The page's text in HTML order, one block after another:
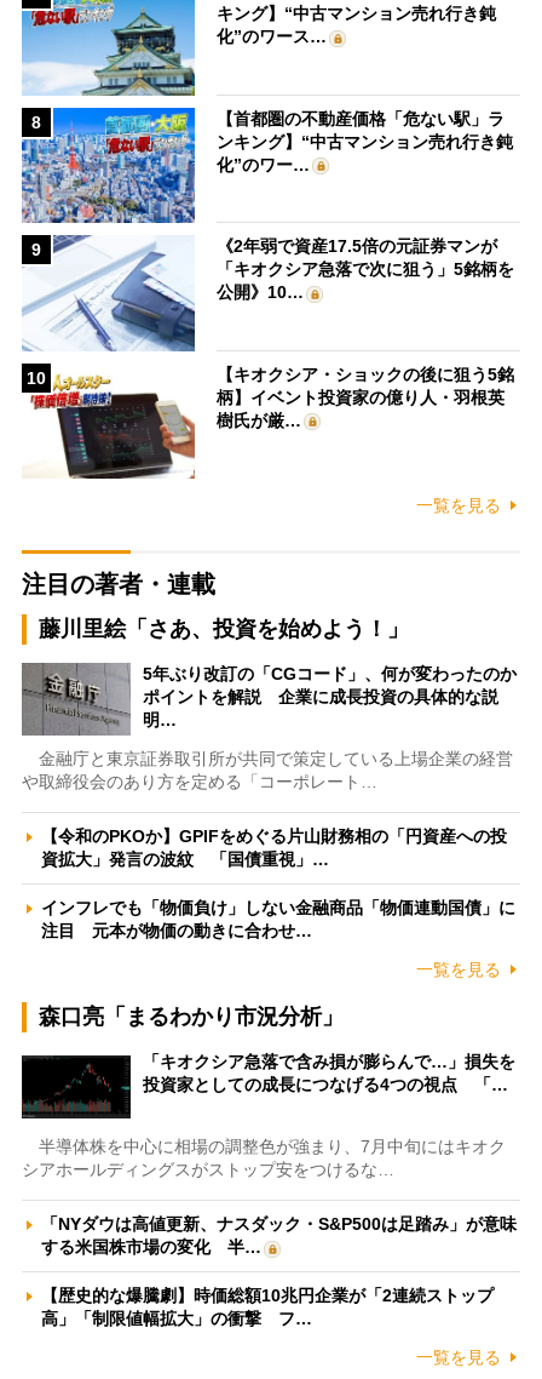
キング】“中古マンション売れ行き鈍
化”のワース…
8
【首都圏の不動産価格「危ない駅」ラ
ンキング】“中古マンション売れ行き鈍
化”のワー…
9
《2年弱で資産17.5倍の元証券マンが
「キオクシア急落で次に狙う」5銘柄を
公開》10…
10
【キオクシア・ショックの後に狙う5銘
柄】イベント投資家の億り人・羽根英
樹氏が厳…
一覧を見る
注目の著者・連載
藤川里絵「さあ、投資を始めよう！」
5年ぶり改訂の「CGコード」、何が変わったのか
ポイントを解説 企業に成長投資の具体的な説
明…
金融庁と東京証券取引所が共同で策定している上場企業の経営
や取締役会のあり方を定める「コーポレート…
【令和のPKOか】GPIFをめぐる片山財務相の「円資産への投
資拡大」発言の波紋 「国債重視」…
インフレでも「物価負け」しない金融商品「物価連動国債」に
注目 元本が物価の動きに合わせ…
一覧を見る
森口亮「まるわかり市況分析」
「キオクシア急落で含み損が膨らんで…」損失を
投資家としての成長につなげる4つの視点 「…
半導体株を中心に相場の調整色が強まり、7月中旬にはキオク
シアホールディングスがストップ安をつけるな…
「NYダウは高値更新、ナスダック・S&P500は足踏み」が意味
する米国株市場の変化 半…
【歴史的な爆騰劇】時価総額10兆円企業が「2連続ストップ
高」「制限値幅拡大」の衝撃 フ…
一覧を見る